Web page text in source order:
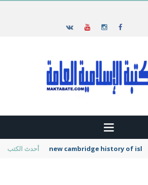
أحدث الكتب new cambridge history of islam